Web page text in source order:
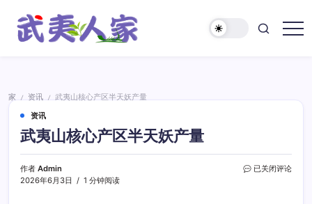
家
家 / 资讯 /
武夷山核心产区半天妖产量
资讯
武夷山核心产区半天妖产量
作者 Admin
2026年6月3日
1 分钟阅读
武
已关闭评论